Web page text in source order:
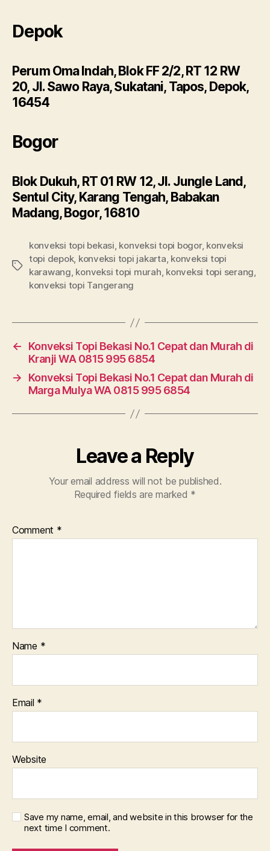
Depok
Perum Oma Indah, Blok FF 2/2, RT 12 RW
20, Jl. Sawo Raya, Sukatani, Tapos, Depok,
16454
Bogor
Blok Dukuh, RT 01 RW 12, Jl. Jungle Land,
Sentul City, Karang Tengah, Babakan
Madang, Bogor, 16810
Tags
konveksi topi bekasi, konveksi topi bogor, konveksi
topi depok, konveksi topi jakarta, konveksi topi
karawang, konveksi topi murah, konveksi topi serang,
konveksi topi Tangerang
←
Konveksi Topi Bekasi No.1 Cepat dan Murah di
Kranji WA 0815 995 6854
→
Konveksi Topi Bekasi No.1 Cepat dan Murah di
Marga Mulya WA 0815 995 6854
Leave a Reply
Your email address will not be published.
Required fields are marked *
Comment *
Name *
Email *
Website
Save my name, email, and website in this browser for the
next time I comment.